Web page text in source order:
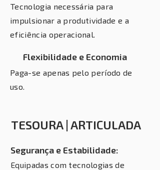
Tecnologia necessária para
impulsionar a produtividade e a
eficiência operacional.
Flexibilidade e Economia
Paga-se apenas pelo período de
uso.
TESOURA | ARTICULADA
Segurança e Estabilidade:
Equipadas com tecnologias de